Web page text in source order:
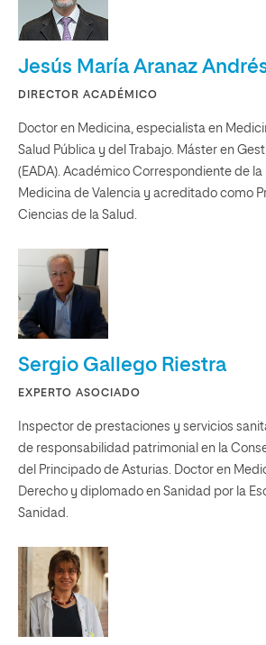
Jesús María Aranaz
DIRECTOR ACADÉMICO
Doctor en Medicina, especialista en
Salud Pública y del Trabajo. Máster en
(EADA). Académico Correspondiente de
Medicina de Valencia y acreditado como
Ciencias de la Salud.
Sergio Gallego Riestra
EXPERTO ASOCIADO
Inspector de prestaciones y servicios
de responsabilidad patrimonial en la
del Principado de Asturias. Doctor en
Derecho y diplomado en Sanidad por la
Sanidad.